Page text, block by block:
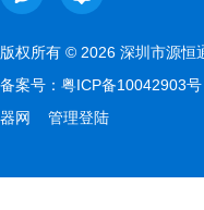
版权所有 © 2026 深圳市源
备案号： 粤ICP备10042903号
器网
管理登陆